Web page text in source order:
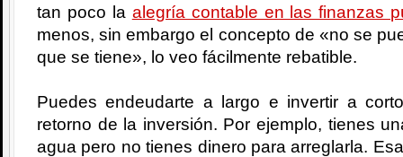
tan poco la alegría contable en las finanzas
menos, sin embargo el concepto de «no se
que se tiene», lo veo fácilmente rebatible.
Puedes endeudarte a largo e invertir a
retorno de la inversión. Por ejemplo, tienes
agua pero no tienes dinero para arreglarla.